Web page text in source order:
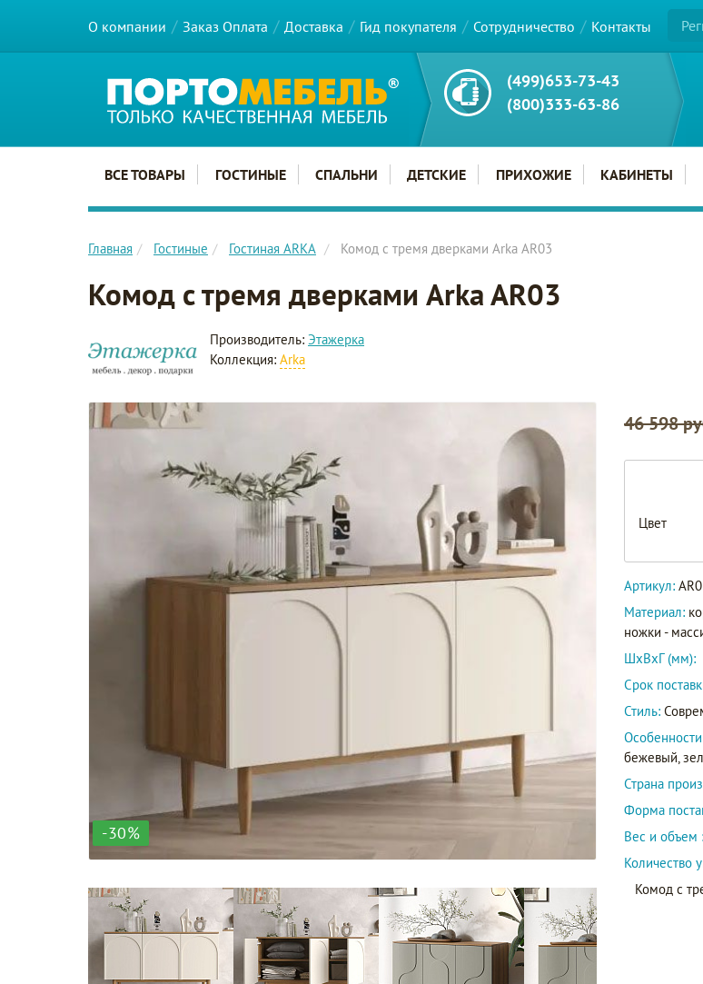
О компании Заказ Оплата Доставка Гид покупателя Сотрудничество Контакты
(499)653-73-43
(800)333-63-86
Главное меню сайта
ВСЕ ТОВАРЫ ГОСТИНЫЕ СПАЛЬНИ ДЕТСКИЕ ПРИХОЖИЕ КАБИНЕТЫ
Главная Гостиные Гостиная ARKA Комод с тремя дверками Arka AR03
Комод с тремя дверками Arka AR03
Производитель: Этажерка
Коллекция: Arka
-30%
46 598
Цвет
Артикул:
Материал:
ножки -
ШxВxГ (мм):
Срок
Стиль:
бежевый,
Страна
Форма
Вес и объем :
Количество
Комод с